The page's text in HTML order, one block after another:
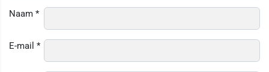
Naam *
E-mail *